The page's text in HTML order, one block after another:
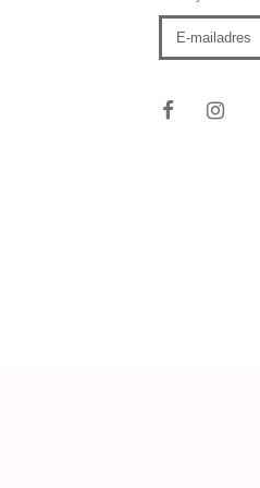
Uniq One
CHI Infra
Snelle
Alle orders